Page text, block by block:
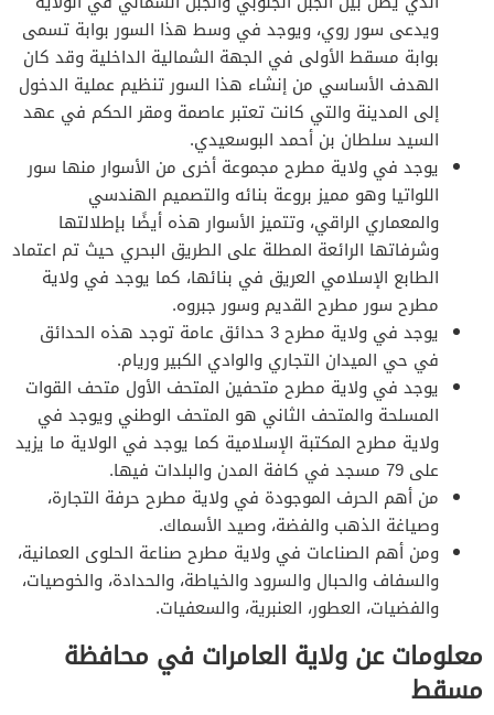
ويدعى سور روي، ويوجد في وسط هذا السور بوابة تسمى
بوابة مسقط الأولى في الجهة الشمالية الداخلية وقد كان
الهدف الأساسي من إنشاء هذا السور تنظيم عملية الدخول
إلى المدينة والتي كانت تعتبر عاصمة ومقر الحكم في عهد
السيد سلطان بن أحمد البوسعيدي.
يوجد في ولاية مطرح مجموعة أخرى من الأسوار منها سور
اللواتيا وهو مميز بروعة بنائه والتصميم الهندسي
والمعماري الراقي، وتتميز الأسوار هذه أيضًا بإطلالتها
وشرفاتها الرائعة المطلة على الطريق البحري حيث تم اعتماد
الطابع الإسلامي العريق في بنائها، كما يوجد في ولاية
مطرح سور مطرح القديم وسور جبروه.
يوجد في ولاية مطرح 3 حدائق عامة توجد هذه الحدائق
في حي الميدان التجاري والوادي الكبير وريام.
يوجد في ولاية مطرح متحفين المتحف الأول متحف القوات
المسلحة والمتحف الثاني هو المتحف الوطني ويوجد في
ولاية مطرح المكتبة الإسلامية كما يوجد في الولاية ما يزيد
على 79 مسجد في كافة المدن والبلدات فيها.
من أهم الحرف الموجودة في ولاية مطرح حرفة التجارة،
وصياغة الذهب والفضة، وصيد الأسماك.
ومن أهم الصناعات في ولاية مطرح صناعة الحلوى العمانية،
والسفاف والحبال والسرود والخياطة، والحدادة، والخوصيات،
والفضيات، العطور، العنبرية، والسعفيات.
معلومات عن ولاية العامرات في محافظة
مسقط